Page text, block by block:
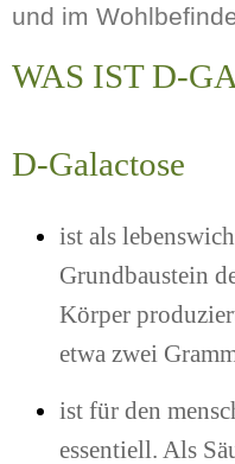
und im
WAS IST D-
D-Galactose
ist als
Grundbaustein
Körper
etwa zwei
ist für den
essentiell. Als